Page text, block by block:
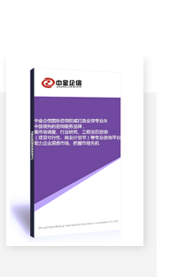
资价值
信权威
碳纳米管产